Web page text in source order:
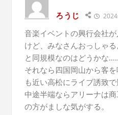
ろうじ
音楽イベントの興行会社
けど、みなさんおっしゃ
と同規模なのはどうかな
それなら四国岡山から客
も近い高松にライブ誘致で
中途半端ならアリーナは
の方がましな気がする。